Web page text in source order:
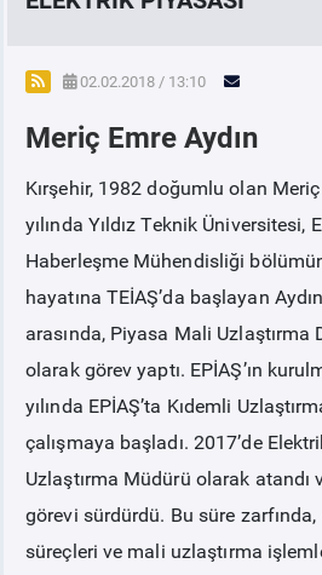
SPOT ELEKTRİK PİYASALARI
ÖRNEK FİNANS BELGELERİ
VADELİ ELEKTRİK PİYASASI
KAYIT
SERBEST TÜKETİCİ
MALİ UZLAŞTIRMA
TEMİNAT
BÜLTENLER
02.02.2018 / 13:10
Meriç Emre Aydın
Kırşehir, 1982 doğumlu olan
yılında Yıldız Teknik Üniversitesi,
Haberleşme Mühendisliği
hayatına TEİAŞ’da başlayan
arasında, Piyasa Mali Uzlaştırma
olarak görev yaptı. EPİAŞ’ın
yılında EPİAŞ’ta Kıdemli
çalışmaya başladı. 2017’de
Uzlaştırma Müdürü olarak atandı
görevi sürdürdü. Bu süre zarfında,
süreçleri ve mali uzlaştırma